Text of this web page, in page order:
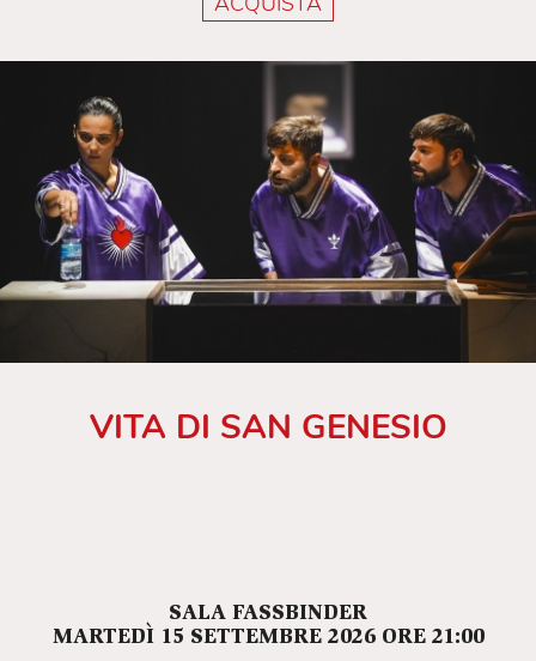
VITA DI SAN GENESIO
SALA FASSBINDER
MARTEDÌ 15 SETTEMBRE 2026 ORE 21:00